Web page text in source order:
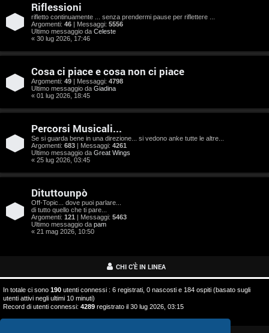
s
s
t
A
g
e
n
t
Riflessioni
rifletto continuamente ... senza prendermi pause per riflettere ...
Argomenti: 46 | Messaggi: 5556
Ultimo messaggio da Celeste
« 30 lug 2026, 17:46
Cosa ci piace e cosa non ci piace
Argomenti: 49 | Messaggi: 4798
Ultimo messaggio da Giadina
« 01 lug 2026, 18:45
Percorsi Musicali...
Se si guarda bene in una direzione... si vedono anke tutte le altre...
Argomenti: 683 | Messaggi: 4261
Ultimo messaggio da Great Wings
« 25 lug 2026, 03:45
Dituttounpò
Off-Topic... dove puoi parlare...
di tutto quello che ti pare...
Argomenti: 121 | Messaggi: 5463
Ultimo messaggio da pam
« 21 mag 2026, 10:50
CHI C’È IN LINEA
In totale ci sono 190 utenti connessi : 6 registrati, 0 nascosti e 184 ospiti (basato sugli
utenti attivi negli ultimi 10 minuti)
Record di utenti connessi: 4289 registrato il 30 lug 2026, 03:15